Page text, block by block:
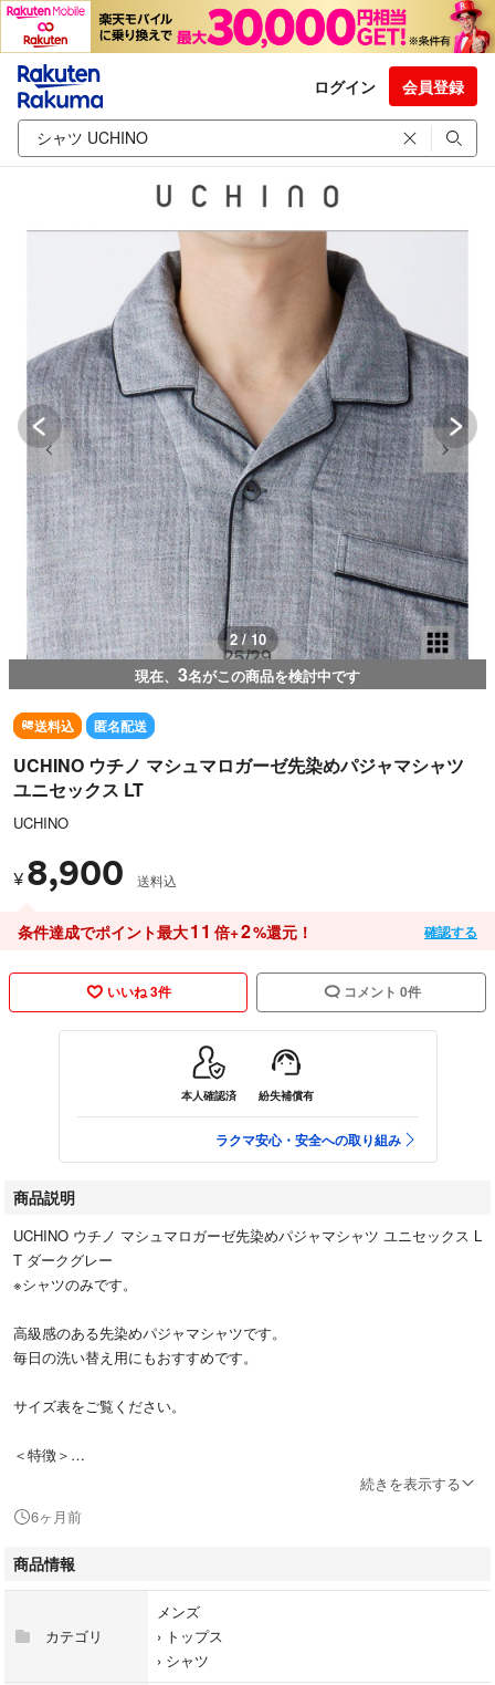
ログイン 会員登録
3 / 10
現在、 3名がこの商品を検討中です
送料込 匿名配送
UCHINO ウチノ マシュマロガーゼ先染めパジャマシャツ
ユニセックス LT
UCHINO
¥ 8,900 送料込
条件達成でポイント最大11 倍+2%還元！ 確認する
いいね 3件 コメント 0件
本人確認済 紛失補償有
ラクマ安心・安全への取り組み
商品説明
UCHINO ウチノ マシュマロガーゼ先染めパジャマシャツ ユニセックス L
T ダークグレー
※シャツのみです。
高級感のある先染めパジャマシャツです。
毎日の洗い替え用にもおすすめです。
サイズ表をご覧ください。
＜特徴＞
奥行きのある繊細な表情が特長の先染め素材を使用したパジャマシャツで
ダークグレーに黒の縁取りがお洒落です。
ユニセックスでご着用いただけます。
＜マシュマロガーゼ®とは＞
表面と裏面にやわらかな肌触りの撚りの少ない糸を使用し、中間組織に強
続きを表示する
6ヶ月前
商品情報
カテゴリ
メンズ
› トップス
› シャツ